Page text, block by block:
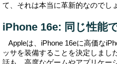
て、それは本当に革新的なのでし
iPhone 16e: 同じ性能
Appleは、iPhone 16eに高価な
ッサを装備することを決定しまし